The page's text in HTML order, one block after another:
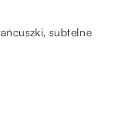
subtelne